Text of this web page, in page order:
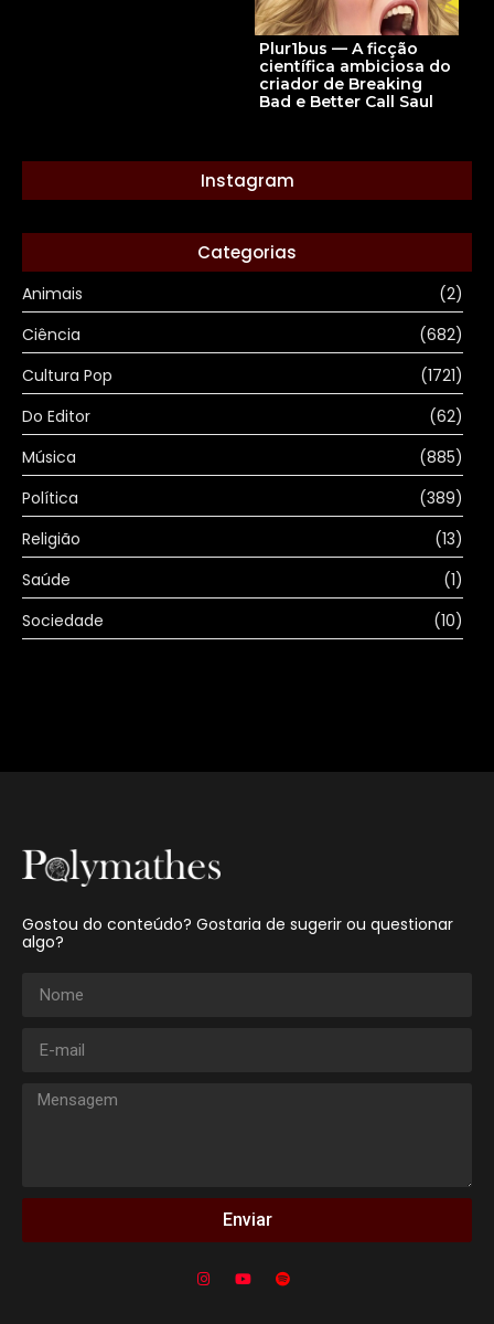
Plur1bus — A ficção
científica ambiciosa do
criador de Breaking
Bad e Better Call Saul
Instagram
Categorias
Animais
(2)
Ciência
(682)
Cultura Pop
(1721)
Do Editor
(62)
Música
(885)
Política
(389)
Religião
(13)
Saúde
(1)
Sociedade
(10)
Gostou do conteúdo? Gostaria de sugerir ou questionar
algo?
Enviar